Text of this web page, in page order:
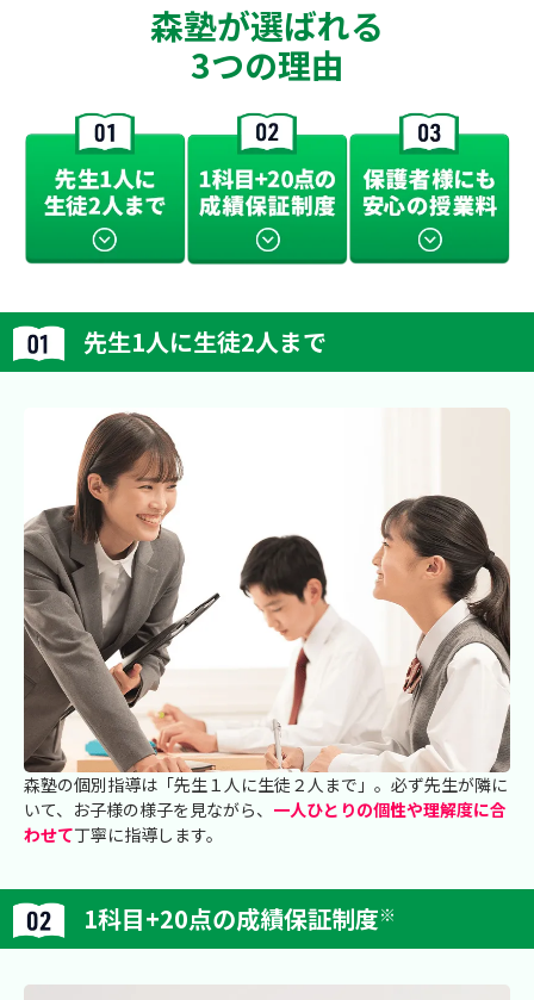
森塾が選ばれる
3つの理由
先生1人に生徒2人まで
森塾の個別指導は「先生１人に生徒２人まで」。必ず先生が隣に
いて、お子様の様子を見ながら、 一人ひとりの個性や理解度に合
わせて丁寧に指導します。
1科目+20点の成績保証制度※